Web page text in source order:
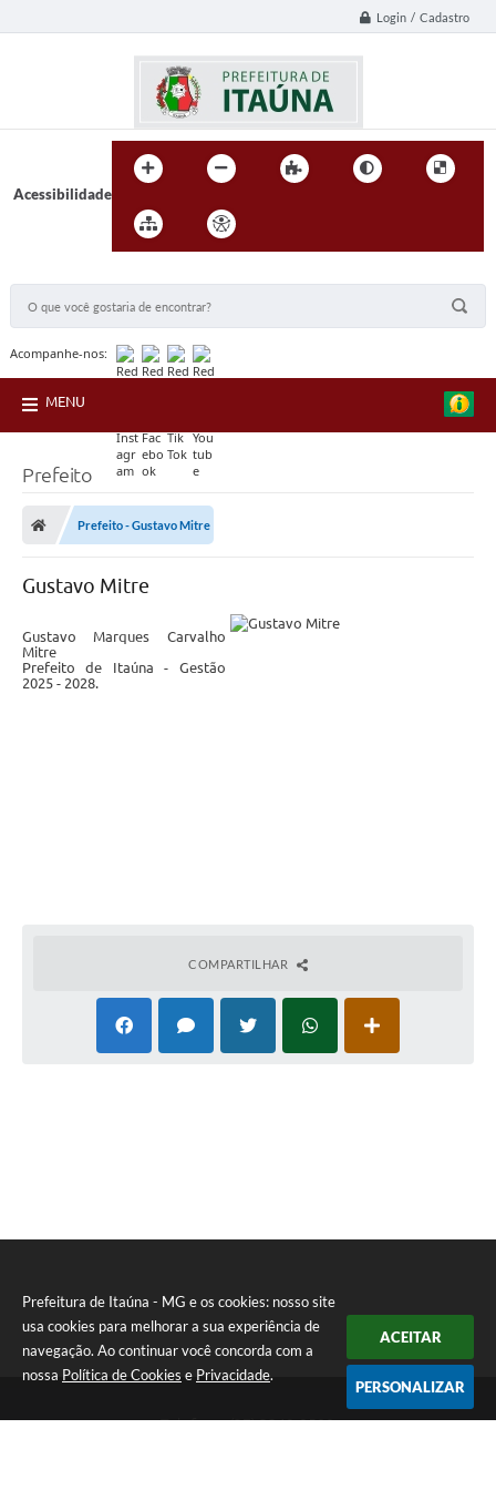
Prefeitura de Itaúna - MG e os cookies: nosso site
usa cookies para melhorar a sua experiência de
navegação. Ao continuar você concorda com a
nossa Política de Cookies e Privacidade.
ACEITAR
PERSONALIZAR
Login / Cadastro
Acessibilidade
Acompanhe-nos:
MENU
Prefeito
Prefeito - Gustavo Mitre
Gustavo Mitre
Gustavo Marques Carvalho
Mitre
Prefeito de Itaúna - Gestão
2025 - 2028.
COMPARTILHAR
Telefone: (37) 3249-9500